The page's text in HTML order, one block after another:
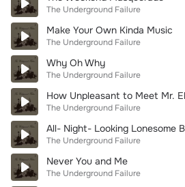
The Underground Failure
Make Your Own Kinda Music
The Underground Failure
Why Oh Why
The Underground Failure
How Unpleasant to Meet Mr.
The Underground Failure
All- Night- Looking Lonesome
The Underground Failure
Never You and Me
The Underground Failure